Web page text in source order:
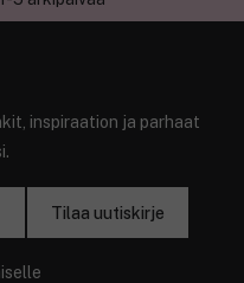
inspiraation ja parhaat
Tilaa uutiskirje